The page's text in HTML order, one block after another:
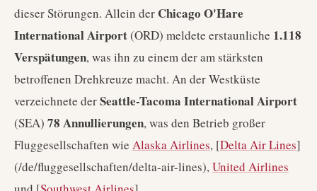
dieser Störungen. Allein der Chicago O'Hare
International Airport(ORD) meldete erstaunliche 1.118
Verspätungen, was ihn zu einem der am stärksten
betroffenen Drehkreuze macht. An der Westküste
verzeichnete derSeattle-Tacoma International Airport
(SEA) 78 Annullierungen, was den Betrieb großer
Fluggesellschaften wie Alaska Airlines, [Delta Air Lines]
(/de/fluggesellschaften/delta-air-lines),United Airlines